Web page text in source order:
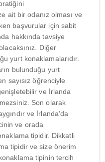
ait bir odanız olması ve
başvurular için sabit
hakkında tavsiye
Diğer
yurt konaklamalarıdır.
bulunduğu yurt
sayısız öğrenciyle
ve İrlanda
Son olarak
ve İrlanda’da
ve orada
tipidir. Dikkatli
tipidir ve size önerim
tipinin tercih